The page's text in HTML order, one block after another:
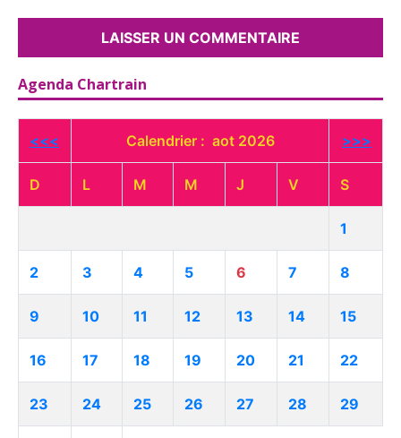
Agenda Chartrain
<<< Calendrier : aot 2026 >>>
D L M M J V S
1
2 3 4 5 6 7 8
9 10 11 12 13 14 15
16 17 18 19 20 21 22
23 24 25 26 27 28 29